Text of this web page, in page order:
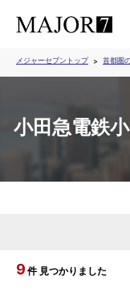
メジャーセブントップ 首都圏
小田急電鉄
9 件 見つかりました